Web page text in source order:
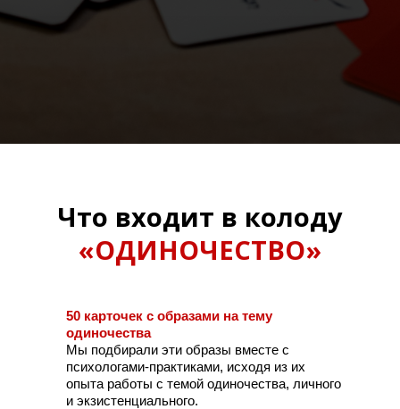
Что входит в колоду
«ОДИНОЧЕСТВО»
50 карточек с образами на тему
одиночества
Мы подбирали эти образы вместе с
психологами-практиками, исходя из их
опыта работы с темой одиночества, личного
и экзистенциального.